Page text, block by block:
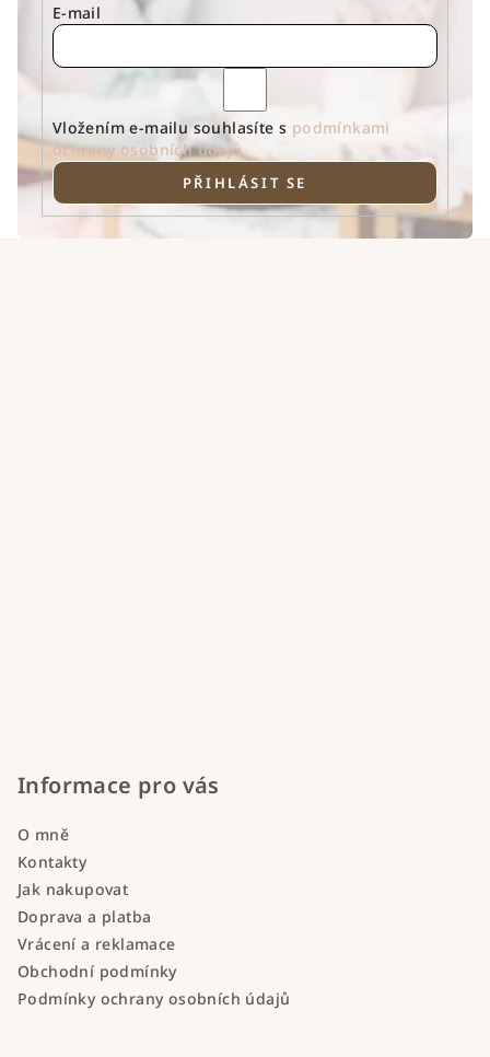
E-mail
Vložením e-mailu souhlasíte s podmínkami
ochrany osobních údajů
PŘIHLÁSIT SE
Informace pro vás
O mně
Kontakty
Jak nakupovat
Doprava a platba
Vrácení a reklamace
Obchodní podmínky
Podmínky ochrany osobních údajů